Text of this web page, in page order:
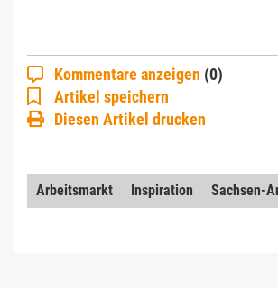
Kommentare anzeigen (0)
Artikel speichern
Diesen Artikel drucken
Arbeitsmarkt Inspiration Sachsen-